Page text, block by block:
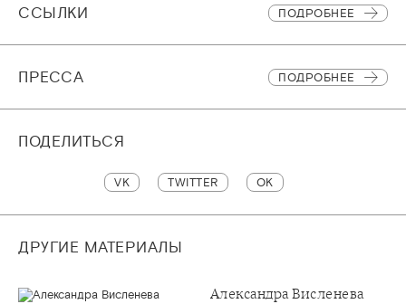
CСЫЛКИ ПОДРОБНЕЕ
ПРЕССА ПОДРОБНЕЕ
ПОДЕЛИТЬСЯ
VK TWITTER OK
ДРУГИЕ МАТЕРИАЛЫ
Александра Висленева